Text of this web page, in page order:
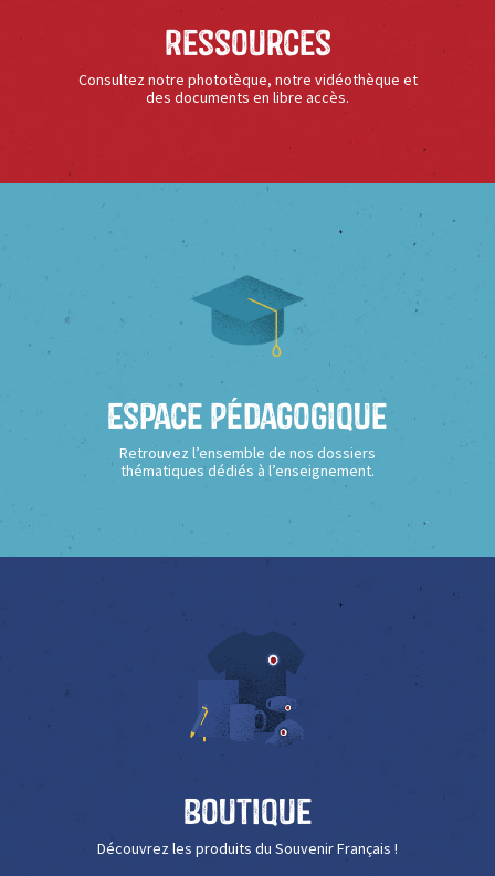
Ressources
Consultez notre phototèque, notre vidéothèque et
des documents en libre accès.
Espace Pédagogique
Retrouvez l’ensemble de nos dossiers
thématiques dédiés à l’enseignement.
Boutique
Découvrez les produits du Souvenir Français !